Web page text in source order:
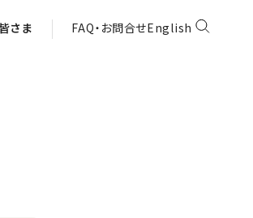
さま FAQ・お問合せEnglish